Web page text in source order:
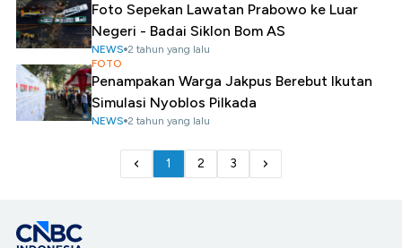
Foto Sepekan Lawatan Prabowo ke Luar
Negeri - Badai Siklon Bom AS
NEWS 2 tahun yang lalu
FOTO
Penampakan Warga Jakpus Berebut Ikutan
Simulasi Nyoblos Pilkada
NEWS 2 tahun yang lalu
1 2 3